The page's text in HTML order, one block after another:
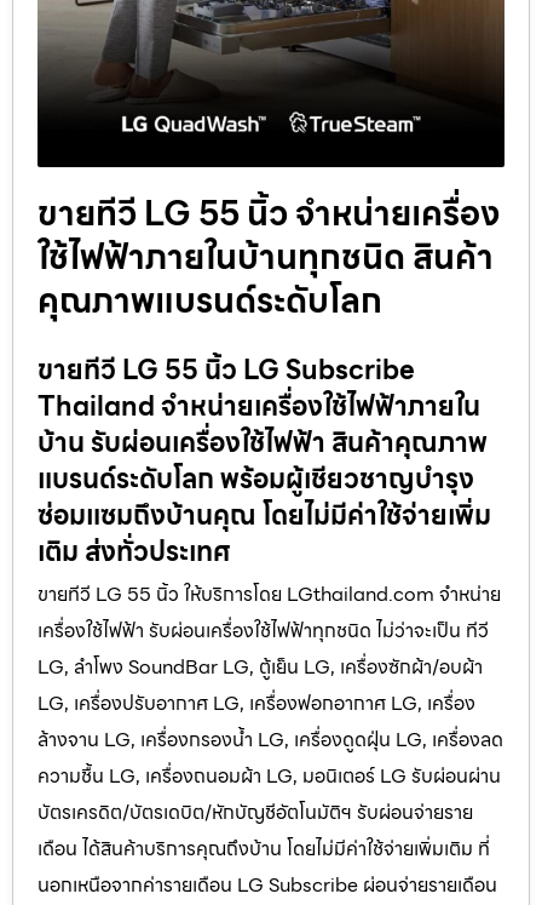
ขายทีวี LG 55 นิ้ว จำหน่ายเครื่อง
ใช้ไฟฟ้าภายในบ้านทุกชนิด สินค้า
คุณภาพแบรนด์ระดับโลก
ขายทีวี LG 55 นิ้ว LG Subscribe
Thailand จำหน่ายเครื่องใช้ไฟฟ้าภายใน
บ้าน รับผ่อนเครื่องใช้ไฟฟ้า สินค้าคุณภาพ
แบรนด์ระดับโลก พร้อมผู้เชียวชาญบำรุง
ซ่อมแซมถึงบ้านคุณ โดยไม่มีค่าใช้จ่ายเพิ่ม
เติม ส่งทั่วประเทศ
ขายทีวี LG 55 นิ้ว ให้บริการโดย LGthailand.com จำหน่าย
เครื่องใช้ไฟฟ้า รับผ่อนเครื่องใช้ไฟฟ้าทุกชนิด ไม่ว่าจะเป็น ทีวี
LG, ลำโพง SoundBar LG, ตู้เย็น LG, เครื่องซักผ้า/อบผ้า
LG, เครื่องปรับอากาศ LG, เครื่องฟอกอากาศ LG, เครื่อง
ล้างจาน LG, เครื่องกรองน้ำ LG, เครื่องดูดฝุ่น LG, เครื่องลด
ความชื้น LG, เครื่องถนอมผ้า LG, มอนิเตอร์ LG รับผ่อนผ่าน
บัตรเครดิต/บัตรเดบิต/หักบัญชีอัตโนมัติฯ รับผ่อนจ่ายราย
เดือน ได้สินค้าบริการคุณถึงบ้าน โดยไม่มีค่าใช้จ่ายเพิ่มเติม ที่
นอกเหนือจากค่ารายเดือน LG Subscribe ผ่อนจ่ายรายเดือน